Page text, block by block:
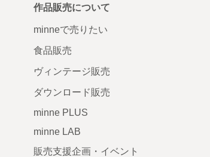
作品販売について
minneで売りたい
食品販売
ヴィンテージ販売
ダウンロード販売
minne PLUS
minne LAB
販売支援企画・イベント